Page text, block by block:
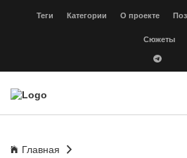
Теги Категории О проекте
Сюжеты
Главная